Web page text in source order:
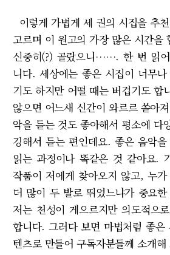
이렇게 가볍게 세 권의 시집을 추
고르며 이 원고의 가장 많은 시간을
신중히(?) 골랐으니……. 한 번 읽
니다. 세상에는 좋은 시집이 너무
기도 하지만 어떨 때는 버겁기도 합
않으면 어느새 신간이 와르르 쏟아
악을 듣는 것도 좋아해서 평소에 다
깅해서 듣는 편인데요. 좋은 음악
읽는 과정이나 똑같은 것 같아요.
작품이 저에게 찾아오지 않고, 누
더 많이 두 발로 뛰었느냐가 중요
저는 천성이 게으르지만 의도적으
합니다. 그러다 보면 마법처럼 좋
텐츠로 만들어 구독자분들께 소개